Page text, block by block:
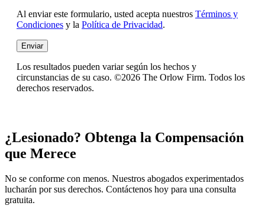
Al enviar este formulario, usted acepta nuestros Términos y
Condiciones y la Política de Privacidad.
Enviar
Los resultados pueden variar según los hechos y
circunstancias de su caso. ©2026 The Orlow Firm. Todos los
derechos reservados.
¿Lesionado? Obtenga la Compensación
que Merece
No se conforme con menos. Nuestros abogados experimentados
lucharán por sus derechos. Contáctenos hoy para una consulta
gratuita.